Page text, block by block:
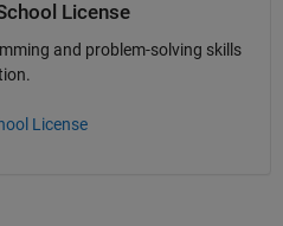
License​
and problem-solving skills
License